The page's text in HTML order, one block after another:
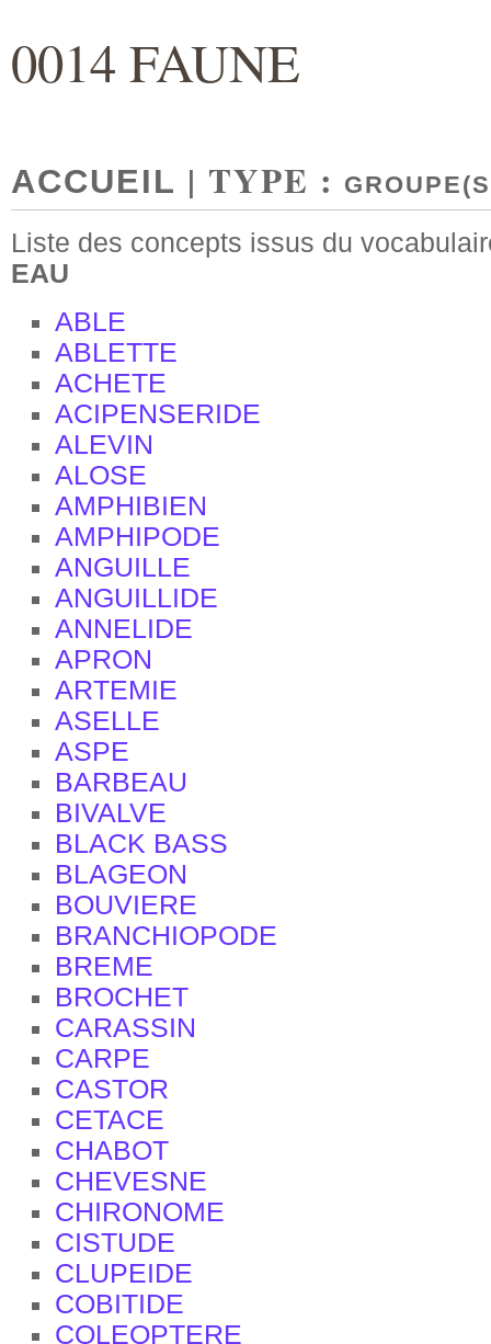
0014 FAUNE
ACCUEIL | TYPE :
Liste des concepts issus du
EAU
ABLE
ABLETTE
ACHETE
ACIPENSERIDE
ALEVIN
ALOSE
AMPHIBIEN
AMPHIPODE
ANGUILLE
ANGUILLIDE
ANNELIDE
APRON
ARTEMIE
ASELLE
ASPE
BARBEAU
BIVALVE
BLACK BASS
BLAGEON
BOUVIERE
BRANCHIOPODE
BREME
BROCHET
CARASSIN
CARPE
CASTOR
CETACE
CHABOT
CHEVESNE
CHIRONOME
CISTUDE
CLUPEIDE
COBITIDE
COLEOPTERE